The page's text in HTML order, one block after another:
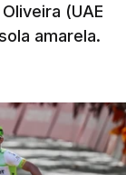
(UAE
amarela.